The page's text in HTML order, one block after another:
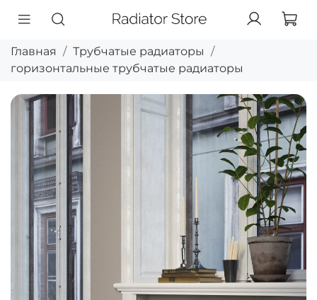
Главная
Трубчатые радиаторы
горизонтальные трубчатые радиаторы